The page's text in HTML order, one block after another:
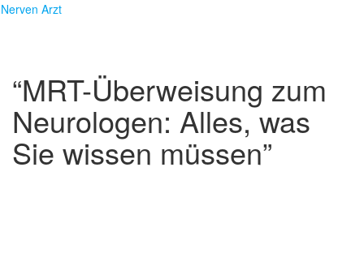
Skip
Nerven Arzt
“MRT-Überweisung zum
Neurologen: Alles, was
Sie wissen müssen”